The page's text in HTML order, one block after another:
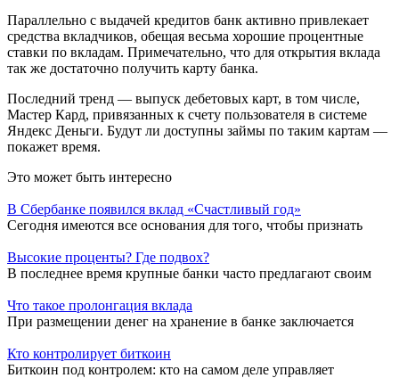
Параллельно с выдачей кредитов банк активно привлекает
средства вкладчиков, обещая весьма хорошие процентные
ставки по вкладам. Примечательно, что для открытия вклада
так же достаточно получить карту банка.
Последний тренд — выпуск дебетовых карт, в том числе,
Мастер Кард, привязанных к счету пользователя в системе
Яндекс Деньги. Будут ли доступны займы по таким картам —
покажет время.
Это может быть интересно
В Сбербанке появился вклад «Счастливый год»
Сегодня имеются все основания для того, чтобы признать
Высокие проценты? Где подвох?
В последнее время крупные банки часто предлагают своим
Что такое пролонгация вклада
При размещении денег на хранение в банке заключается
Кто контролирует биткоин
Биткоин под контролем: кто на самом деле управляет